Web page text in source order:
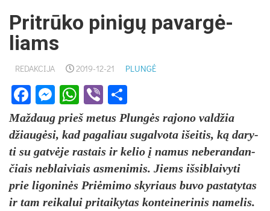
Prit­rū­ko pi­ni­gų pa­var­gė­
liams
REDAKCIJA 2019-12-21 PLUNGĖ
Facebook
Messenger
WhatsApp
Viber
Maž­daug prieš me­tus Plun­gės ra­jo­no val­džia
džiau­gė­si, kad pa­ga­liau su­gal­vo­ta išei­tis, ką da­ry­
ti su gat­vė­je ras­tais ir ke­lio į na­mus ne­be­ran­dan­
čiais ne­blai­viais as­me­ni­mis. Jiems iš­si­blai­vy­ti
prie li­go­ni­nės Priė­mi­mo sky­riaus bu­vo pa­sta­ty­tas
ir tam rei­ka­lui pri­tai­ky­tas kon­tei­ne­ri­nis na­me­lis.